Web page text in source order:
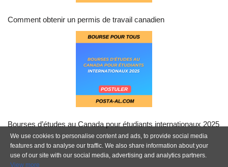
Comment obtenir un permis de travail canadien
Bourses d’études au Canada pour étudiants internationaux 2025
We use cookies to personalise content and ads, to provide social media
features and to analyse our traffic. We also share information about your
use of our site with our social media, advertising and analytics partners.
View more